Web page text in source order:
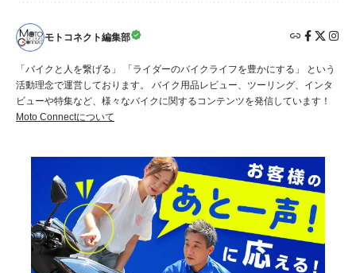
モトコネクト編集部
「バイクと人を繋げる」 「ライダーのバイクライフを豊かにする」 という
活動理念で運営しております。 バイク用品レビュー、ツーリング、インタ
ビューや特集など、様々なバイクに関するコンテンツを発信しています！
Moto Connectについて